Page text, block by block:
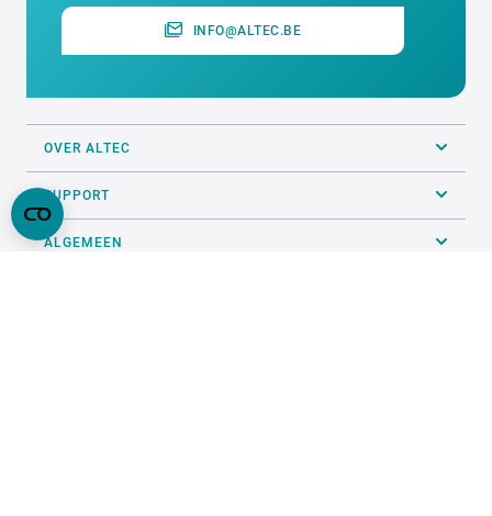
INFO@ALTEC.BE
OVER ALTEC
SUPPORT
ALGEMEEN